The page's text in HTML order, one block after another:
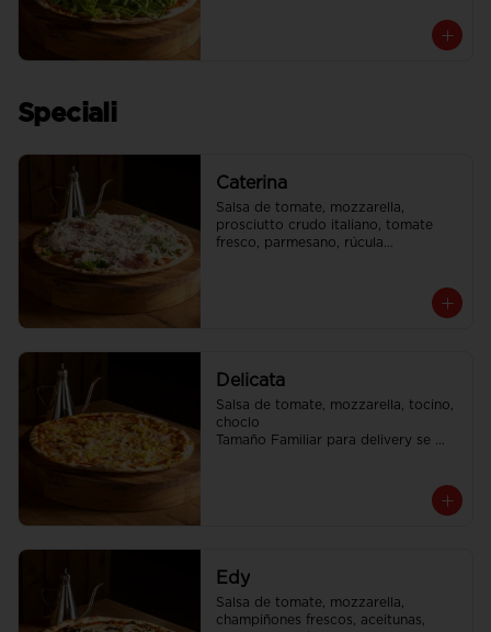
Speciali
Caterina
Salsa de tomate, mozzarella,
prosciutto crudo italiano, tomate
fresco, parmesano, rúcula
Delicata
Salsa de tomate, mozzarella, tocino,
choclo
Tamaño Familiar para delivery se
Edy
Salsa de tomate, mozzarella,
champiñones frescos, aceitunas,